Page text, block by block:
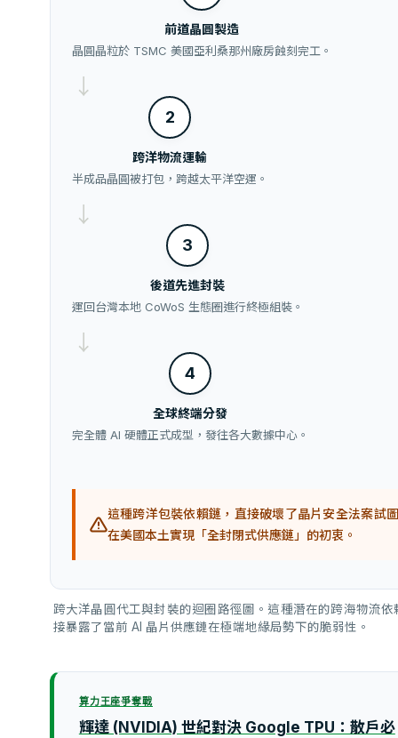
前道晶圓製造
晶圓晶粒於 TSMC 美國亞利桑那州廠房蝕刻完工。
→
2
跨洋物流運輸
半成品晶圓被打包，跨越太平洋空運。
→
3
後道先進封裝
運回台灣本地 CoWoS 生態圈進行終極組裝。
→
4
全球終端分發
完全體 AI 硬體正式成型，發往各大數據中心。
這種跨洋包裝依賴鏈，直接破壞了晶片安全法案試圖
在美國本土實現「全封閉式供應鏈」的初衷。
跨大洋晶圓代工與封裝的迴圈路徑圖。這種潛在的跨海物流依
接暴露了當前 AI 晶片供應鏈在極端地緣局勢下的脆弱性。
算力王座爭奪戰
輝達 (NVIDIA) 世紀對決 Google TPU：散戶必